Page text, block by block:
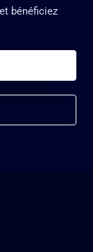
bénéficiez